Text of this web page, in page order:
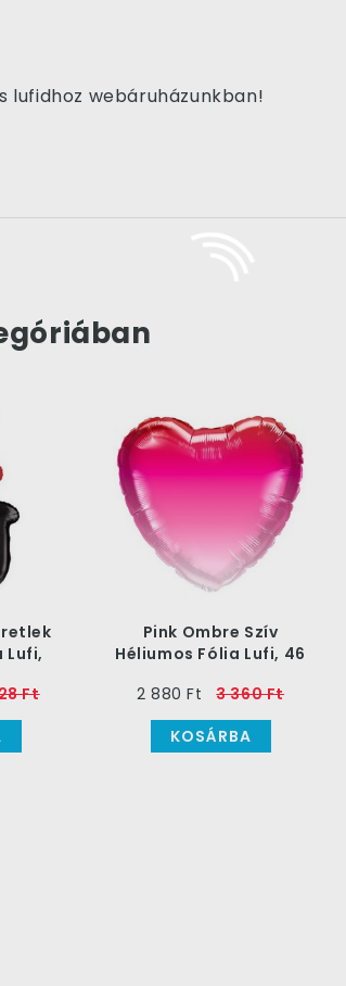
lufidhoz webáruházunkban!
Lufi,
Ft
Pink Ombre Szív
Héliumos Fólia Lufi, 46
2 880 Ft
3 360 Ft
KOSÁRBA